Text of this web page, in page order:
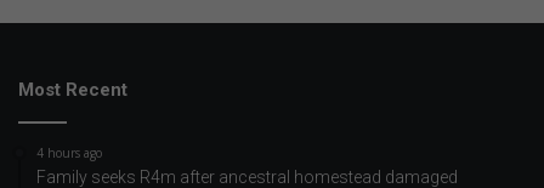
Most Recent
4 hours ago
Family seeks R4m after ancestral homestead damaged